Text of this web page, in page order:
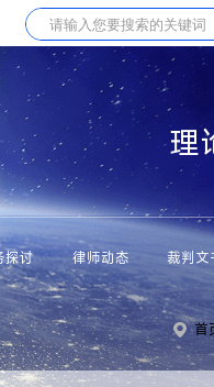
理
探讨 律师动态 裁判文
首